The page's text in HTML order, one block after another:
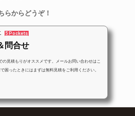
らからどうぞ！
5 Pockets
問合せ
見積もりがオススメです。メールお問い合わせはこ
困ったときにはまずは無料見積をご利用ください。